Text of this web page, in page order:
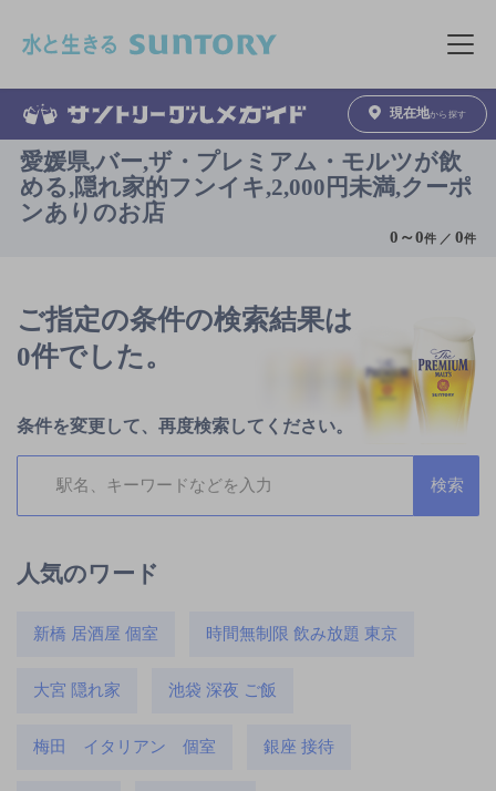
メニュ
現在地から探す
愛媛県,バー,ザ・プレミアム・モルツが飲
める,隠れ家的フンイキ,2,000円未満,クーポ
ンありのお店
0 ～0件 ／0件
ご指定の条件の検索結果は
0件でした。
条件を変更して、再度検索してください。
人気のワード
新橋 居酒屋 個室 時間無制限 飲み放題 東京
大宮 隠れ家 池袋 深夜 ご飯
梅田 イタリアン 個室 銀座 接待